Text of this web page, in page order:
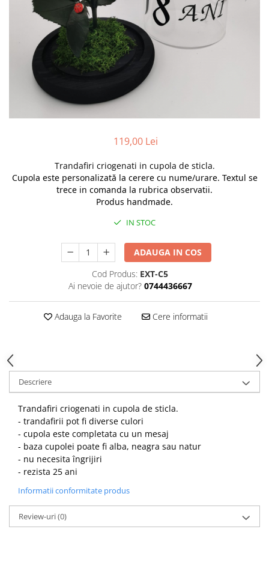
Pachete marturii
Pungi si cutii prajituri
Sticle si borcane
Cutii flori de hartie
Cutii flori de sapun
Cutii flori mixte
Cutii LUX
Aranjamente tematice
2025 Craciun
2023 Crăciun
Buchete extravagante
HOME & OFFICE Deco
119,00 Lei
Trandafiri criogenati in cupola de sticla.
Cupola este personalizată la cerere cu nume/urare. Textul se
trece in comanda la rubrica observatii.
Produs handmade.
IN STOC
ADAUGA IN COS
Cod Produs: EXT-C5
Ai nevoie de ajutor? 0744436667
Adauga la Favorite Cere informatii
Descriere
Trandafiri criogenati in cupola de sticla.
- trandafirii pot fi diverse culori
- cupola este completata cu un mesaj
- baza cupolei poate fi alba, neagra sau natur
- nu necesita îngrijiri
- rezista 25 ani
Informatii conformitate produs
Review-uri(0)